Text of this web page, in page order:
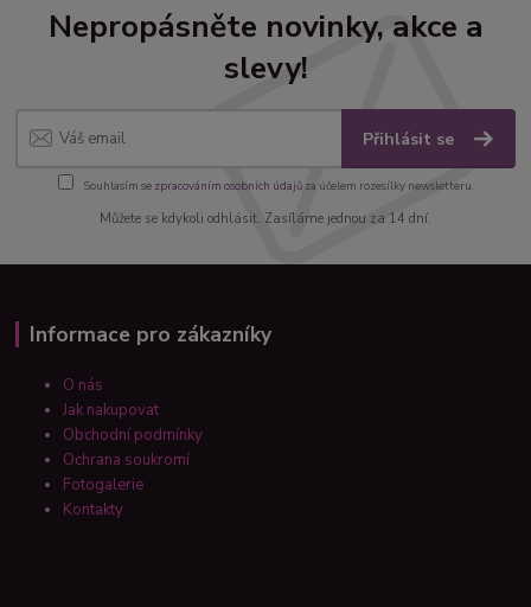
Nepropásněte novinky, akce a
slevy!
Přihlásit se
Souhlasím se zpracováním osobních údajůza účelem rozesílky newsletteru.
Můžete se kdykoli odhlásit. Zasíláme jednou za 14 dní.
Informace pro zákazníky
O nás
Jak nakupovat
Obchodní podmínky
Ochrana soukromí
Fotogalerie
Kontakty